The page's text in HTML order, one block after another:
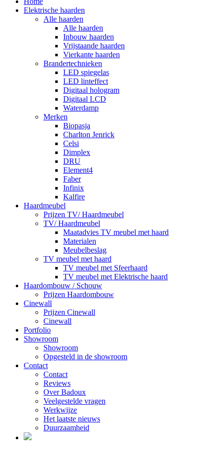
Elektrische haarden
Alle haarden
Alle haarden
Inbouw haarden
Vrijstaande haarden
Vierkante haarden
Brandertechnieken
LED spiegelas
LED linteffect
Digitaal hologram
Digitaal LCD
Waterdamp
Merken
Biopasja
Charlton Jenrick
Celsi
Dimplex
DRU
Element4
Faber
Infinix
Kalfire
Haardmeubel
Prijzen TV/ Haardmeubel
TV/ Haardmeubel
Maatadvies TV meubel met haard
Materialen
Meubelbeslag
TV meubel met haard
TV meubel met Sfeerhaard
TV meubel met Elektrische haard
Haardombouw / Schouw
Prijzen Haardombouw
Cinewall
Prijzen Cinewall
Cinewall
Portfolio
Showroom
Showroom
Opgesteld in de showroom
Contact
Contact
Reviews
Over Badoux
Veelgestelde vragen
Werkwijze
Het laatste nieuws
Duurzaamheid